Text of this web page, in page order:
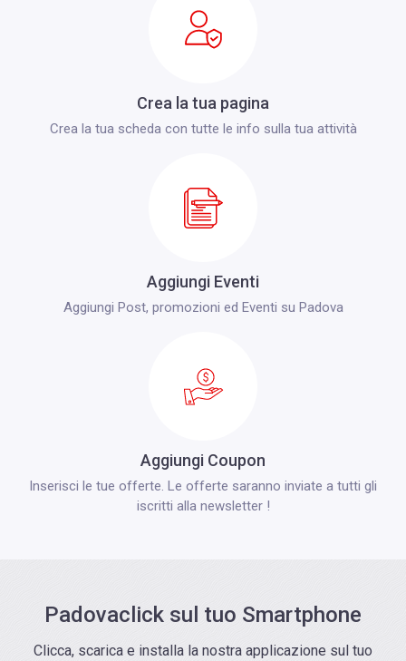
Crea la tua pagina
Crea la tua scheda con tutte le info sulla tua attività
Aggiungi Eventi
Aggiungi Post, promozioni ed Eventi su Padova
Aggiungi Coupon
Inserisci le tue offerte. Le offerte saranno inviate a tutti gli
iscritti alla newsletter !
Padovaclick sul tuo Smartphone
Clicca, scarica e installa la nostra applicazione sul tuo